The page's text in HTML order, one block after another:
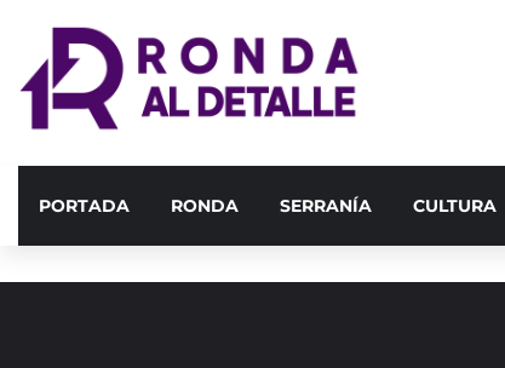
PORTADA RONDA SERRANÍA CULTURA